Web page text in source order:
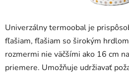
Univerzálny termoobal je
fľašiam, fľašiam so širokým
rozmermi nie väčšími ako 16 cm
priemere. Umožňuje udržiavať